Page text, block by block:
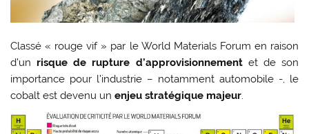
Classé « rouge vif » par le World Materials Forum en raison
d’un risque de rupture d’approvisionnementet de son
importance pour l’industrie – notamment automobile -, le
cobalt est devenu unenjeu stratégique majeur.